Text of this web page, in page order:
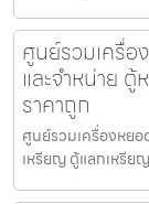
ศูนย์รวมเครื่
และจำหน่าย
ราคาถูก
ศูนย์รวมเครื่องหย
เหรียญ ตู้แลกเหรีย